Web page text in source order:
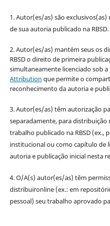
1. Autor(es/as) são
de sua autoria publicado na RBSD.
2. Autor(es/as) mantém seus os
RBSD o direito de primeira
simultaneamente licenciado sob a
Attribution que permite o
reconhecimento da autoria e
3. Autor(es/as) têm autorização
separadamente, para distribuição
trabalho publicado na RBSD (ex.,
institucional ou como capítulo de
autoria e publicação inicial nesta
4. O/A(s) autor(es/as) têm
distribuironline (ex.: em
pessoal) seu trabalho aprovado